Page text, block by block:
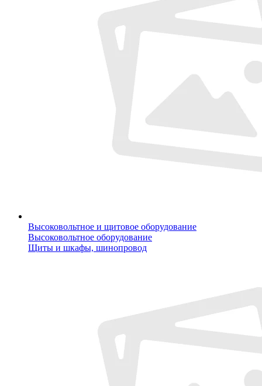
Высоковольтное и щитовое оборудование
Высоковольтное оборудование
Щиты и шкафы, шинопровод